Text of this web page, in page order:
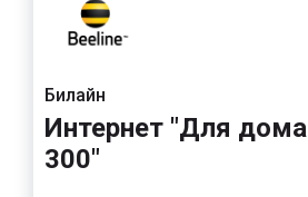
Билайн
Интернет "Для дома
300"